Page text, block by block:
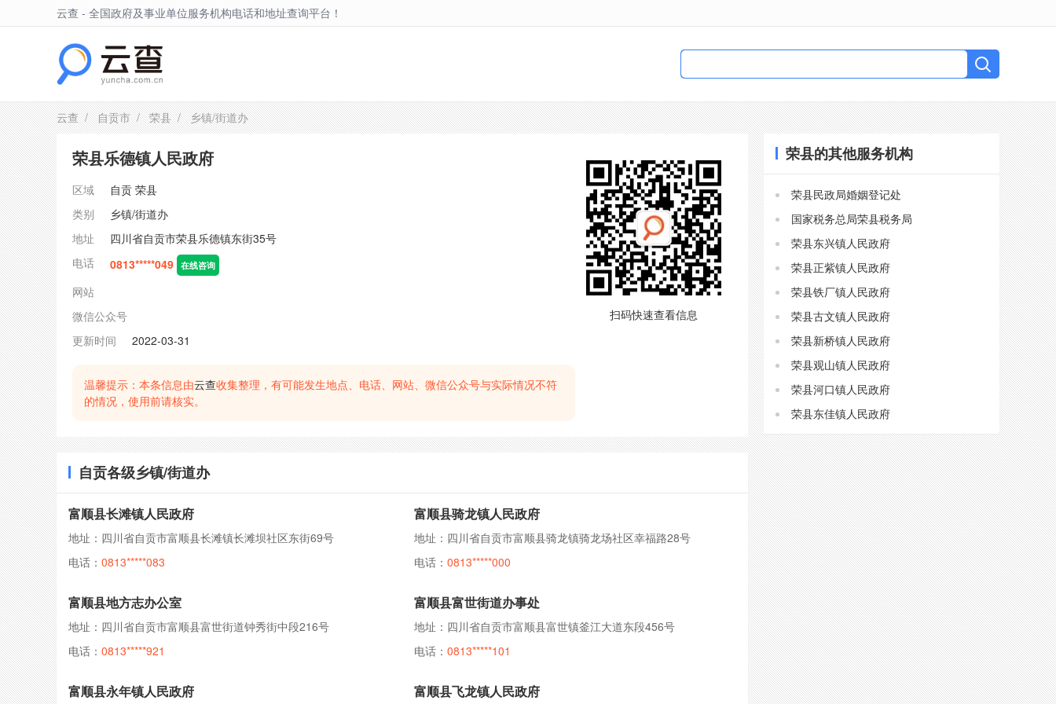
云查 - 全国政府及事业单位服务机构电话和地址查询平台！
云查/自贡市/荣县/ 乡镇/街道办
荣县乐德镇人民政府
区域 自贡 荣县
类别
乡镇/街道办
地址
四川省自贡市荣县乐德镇东街35号
电话
0813*****049 在线咨询
网站
微信公众号
更新时间
2022-03-31
温馨提示：本条信息由云查收集整理，有可能发生地点、电话、网站、微信公众号与实际情况不符
的情况，使用前请核实。
扫码快速查看信息
自贡各级乡镇/街道办
富顺县长滩镇人民政府
地址：四川省自贡市富顺县长滩镇长滩坝社区东街69号
电话： 0813*****083
富顺县骑龙镇人民政府
地址：四川省自贡市富顺县骑龙镇骑龙场社区幸福路28号
电话： 0813*****000
富顺县地方志办公室
地址：四川省自贡市富顺县富世街道钟秀街中段216号
电话： 0813*****921
富顺县富世街道办事处
地址：四川省自贡市富顺县富世镇釜江大道东段456号
电话： 0813*****101
富顺县永年镇人民政府 富顺县飞龙镇人民政府
荣县的其他服务机构
荣县民政局婚姻登记处
国家税务总局荣县税务局
荣县东兴镇人民政府
荣县正紫镇人民政府
荣县铁厂镇人民政府
荣县古文镇人民政府
荣县新桥镇人民政府
荣县观山镇人民政府
荣县河口镇人民政府
荣县东佳镇人民政府